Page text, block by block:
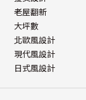
老屋翻新
大坪數
北歐風設計
現代風設計
日式風設計